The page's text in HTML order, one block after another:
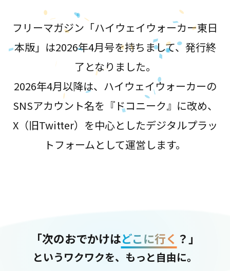
フリーマガジン「ハイウェイウォーカー東日
本版」は2026年4月号を持ちまして、発行終
了となりました。
2026年4月以降は、ハイウェイウォーカーの
SNSアカウント名を『ドコニーク』に改め、
X（旧Twitter）を中心としたデジタルプラッ
トフォームとして運営します。
「次のおでかけはどこに行く ？」
というワクワクを、もっと自由に。